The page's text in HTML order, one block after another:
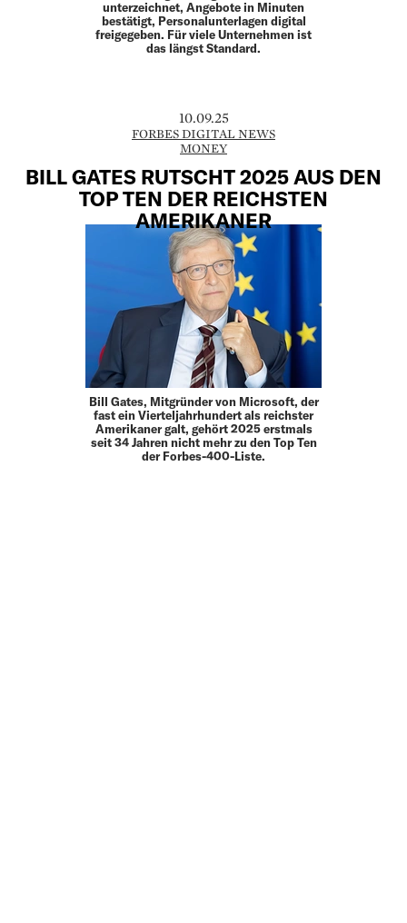
unterzeichnet, Angebote in Minuten
bestätigt, Personalunterlagen digital
freigegeben. Für viele Unternehmen ist
das längst Standard.
10.09.25
FORBES DIGITAL NEWS
MONEY
BILL GATES RUTSCHT 2025 AUS DEN
TOP TEN DER REICHSTEN
AMERIKANER
Bill Gates, Mitgründer von Microsoft, der
fast ein Vierteljahrhundert als reichster
Amerikaner galt, gehört 2025 erstmals
seit 34 Jahren nicht mehr zu den Top Ten
der Forbes-400-Liste.